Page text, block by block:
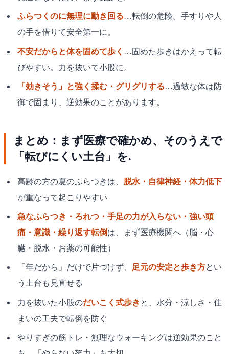
ふらつくのに無理に動き回る…転倒の危険。手すりや人
の手を借りて安全第一に。
不安だからと体を固めて歩く …固めた歩きはかえって転
びやすい。力を抜いて小股に。
「効きそう」と強く揉む・グリグリする…過敏な体は防
御で固まり、逆効果のことがあります。
まとめ：まず医療で確かめ、そのうえで
「転びにくい土台」を.
高齢の方の夏のふらつきは、 脱水・自律神経・体力低下
が重なって起こりやすい
急なふらつき・ろれつ・手足の力が入らない・強い頭
痛・意識・繰り返す転倒は、まず医療機関へ（脳・心
臓・脱水・お薬の可能性）
「年だから」だけで片づけず、 足元の安定と歩き方とい
う土台も見直せる
力を抜いた小股のだいこく式歩き と、水分・涼しさ・住
まいの工夫で転倒を防ぐ
やりすぎの筋トレ・無理なウォーキングは逆効果のこと